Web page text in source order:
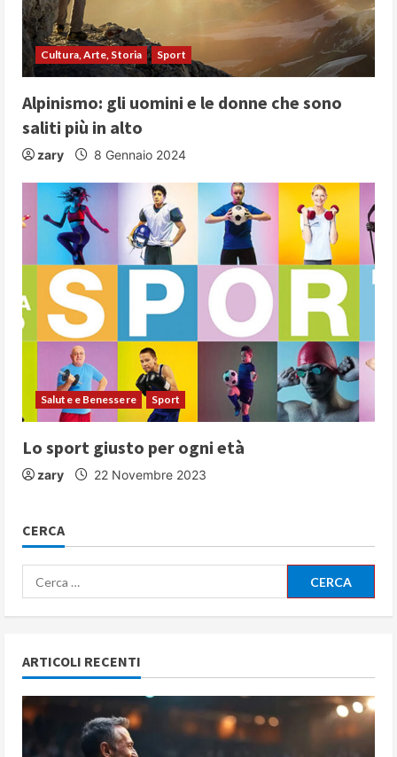
Cultura, Arte, Storia Sport
Alpinismo: gli uomini e le donne che sono
saliti più in alto
zary 8 Gennaio 2024
Salute e Benessere Sport
Lo sport giusto per ogni età
zary 22 Novembre 2023
CERCA
Ricerca
per:
ARTICOLI RECENTI